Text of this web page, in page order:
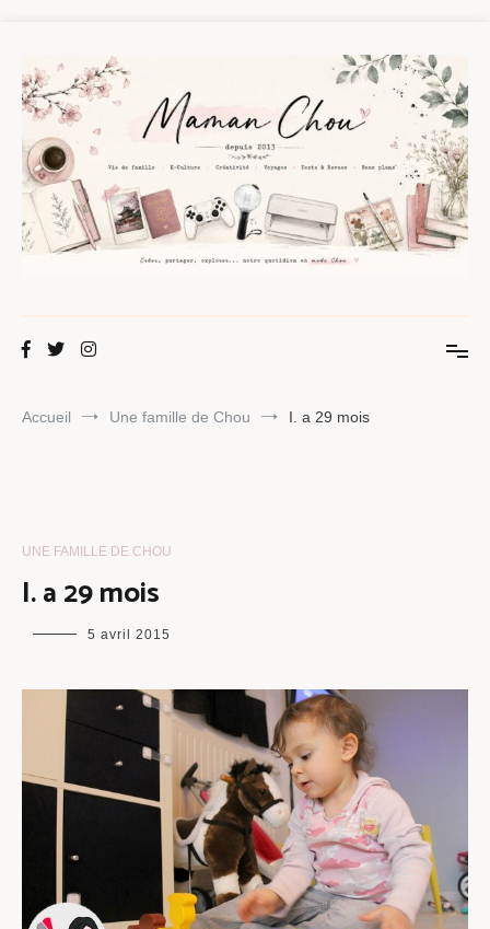
contenu
Maman Chou
Accueil Une famille de Chou I. a 29 mois
UNE FAMILLE DE CHOU
I. a 29 mois
maman
5 avril 2015